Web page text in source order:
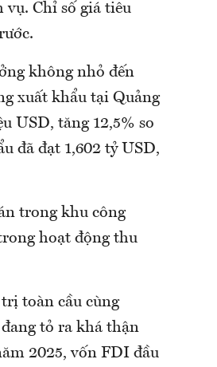
vụ. Chỉ số giá tiêu
không nhỏ đến
xuất khẩu tại Quảng
USD, tăng 12,5% so
đã đạt 1,602 tỷ USD,
trong khu công
hoạt động thu
toàn cầu cùng
tỏ ra khá thận
2025, vốn FDI đầu